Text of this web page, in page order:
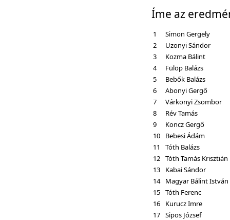
Íme az
1
Simon Gergely
2
Uzonyi Sándor
3
Kozma Bálint
4
Fülöp Balázs
5
Bebők Balázs
6
Abonyi Gergő
7
Várkonyi Zsombor
8
Rév Tamás
9
Koncz Gergő
10
Bebesi Ádám
11
Tóth Balázs
12 Tóth Tamás Krisztián
13
Kabai Sándor
14 Magyar Bálint István
15 Tóth Ferenc
16
Kurucz Imre
17 Sipos József